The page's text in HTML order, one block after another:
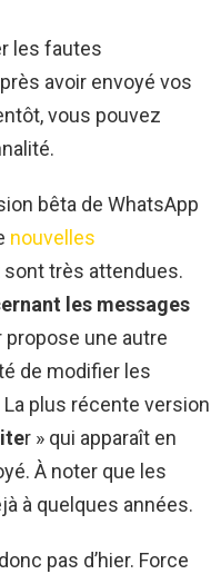
» vous
vos
l’envoi
🇹🇬
June 3, 2022
les fautes
avoir envoyé vos
vous pouvez
bêta de WhatsApp
nouvelles
sont très attendues.
les messages
propose une autre
de modifier les
plus récente version
r » qui apparaît en
À noter que les
à quelques années.
pas d’hier. Force